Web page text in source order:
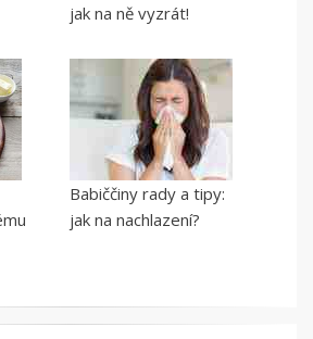
jak na ně vyzrát!
Babiččiny rady a tipy:
jak na nachlazení?